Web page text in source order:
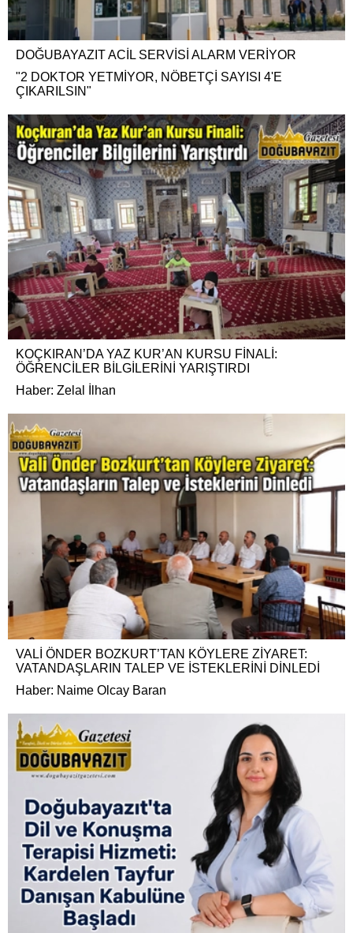
DOĞUBAYAZIT ACİL SERVİSİ ALARM VERİYOR
"2 DOKTOR YETMİYOR, NÖBETÇİ SAYISI 4'E
ÇIKARILSIN"
KOÇKIRAN’DA YAZ KUR’AN KURSU FİNALİ:
ÖĞRENCİLER BİLGİLERİNİ YARIŞTIRDI
Haber: Zelal İlhan
VALİ ÖNDER BOZKURT’TAN KÖYLERE ZİYARET:
VATANDAŞLARIN TALEP VE İSTEKLERİNİ DİNLEDİ
Haber: Naime Olcay Baran